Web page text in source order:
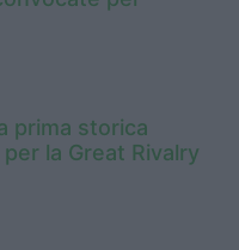
prima storica
la Great Rivalry